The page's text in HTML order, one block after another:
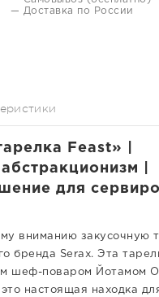
— Доставка по России
Feast» |
|
для
вниманию закусочную
бренда Serax. Эта
шеф-поваром Йотамом
настоящая находка